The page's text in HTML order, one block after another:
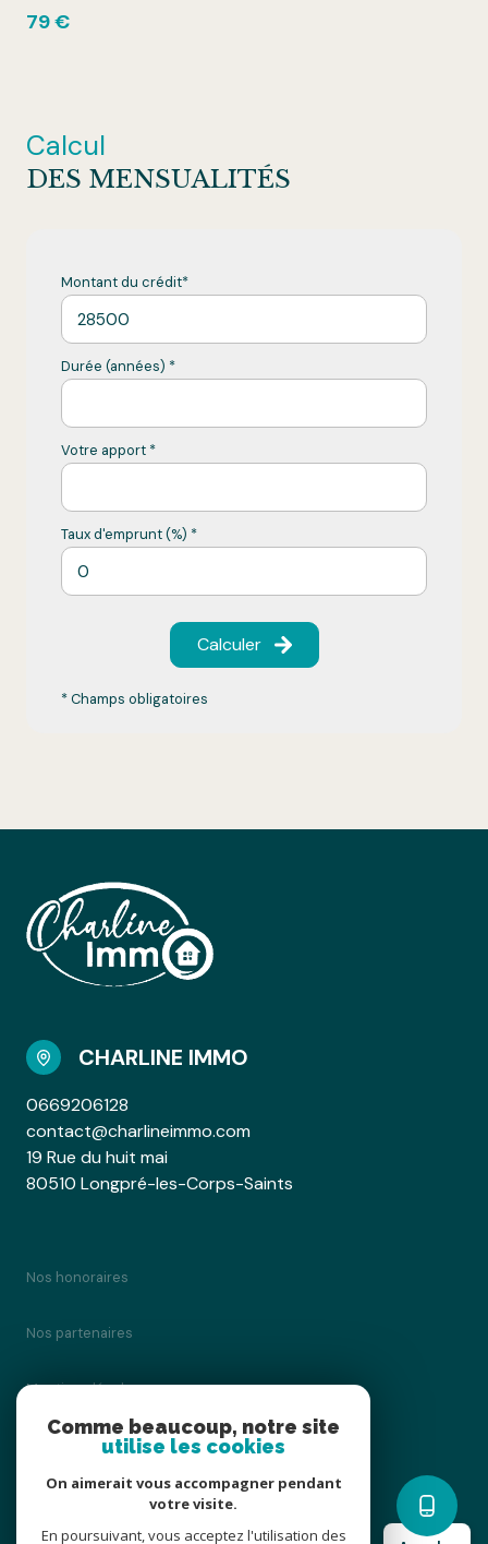
79 €
Calcul
DES MENSUALITÉS
Montant du crédit*
Durée (années) *
Votre apport *
Taux d'emprunt (%) *
Calculer
* Champs obligatoires
CHARLINE IMMO
0669206128
contact@charlineimmo.com
19 Rue du huit mai
80510 Longpré-les-Corps-Saints
Nos honoraires
Nos partenaires
Mentions légales
Comme beaucoup, notre site
utilise les cookies
On aimerait vous accompagner pendant
votre visite.
En poursuivant, vous acceptez l'utilisation des